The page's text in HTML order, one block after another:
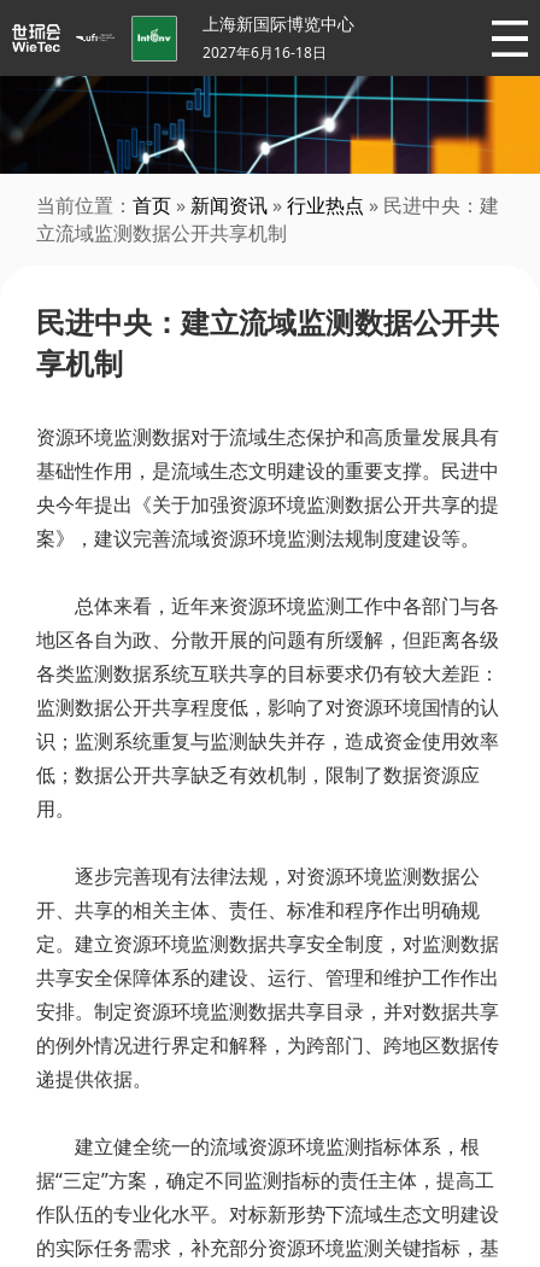
上海新国际博览中心
2027年6月16-18日
当前位置： 首页 » 新闻资讯 »行业热点 » 民进中央：建
立流域监测数据公开共享机制
民进中央：建立流域监测数据公开共
享机制
资源环境监测数据对于流域生态保护和高质量发展具有
基础性作用，是流域生态文明建设的重要支撑。民进中
央今年提出《关于加强资源环境监测数据公开共享的提
案》，建议完善流域资源环境监测法规制度建设等。
总体来看，近年来资源环境监测工作中各部门与各
地区各自为政、分散开展的问题有所缓解，但距离各级
各类监测数据系统互联共享的目标要求仍有较大差距：
监测数据公开共享程度低，影响了对资源环境国情的认
识；监测系统重复与监测缺失并存，造成资金使用效率
低；数据公开共享缺乏有效机制，限制了数据资源应
用。
逐步完善现有法律法规，对资源环境监测数据公
开、共享的相关主体、责任、标准和程序作出明确规
定。建立资源环境监测数据共享安全制度，对监测数据
共享安全保障体系的建设、运行、管理和维护工作作出
安排。制定资源环境监测数据共享目录，并对数据共享
的例外情况进行界定和解释，为跨部门、跨地区数据传
递提供依据。
建立健全统一的流域资源环境监测指标体系，根
据“三定”方案，确定不同监测指标的责任主体，提高工
作队伍的专业化水平。对标新形势下流域生态文明建设
的实际任务需求，补充部分资源环境监测关键指标，基